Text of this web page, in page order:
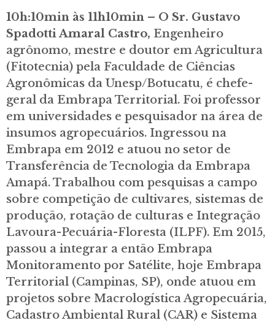
10h:10min às 11h10min – O Sr. Gustavo
Spadotti Amaral Castro, Engenheiro
agrônomo, mestre e doutor em Agricultura
(Fitotecnia) pela Faculdade de Ciências
Agronômicas da Unesp/Botucatu, é chefe-
geral da Embrapa Territorial. Foi professor
em universidades e pesquisador na área de
insumos agropecuários. Ingressou na
Embrapa em 2012 e atuou no setor de
Transferência de Tecnologia da Embrapa
Amapá. Trabalhou com pesquisas a campo
sobre competição de cultivares, sistemas de
produção, rotação de culturas e Integração
Lavoura-Pecuária-Floresta (ILPF). Em 2015,
passou a integrar a então Embrapa
Monitoramento por Satélite, hoje Embrapa
Territorial (Campinas, SP), onde atuou em
projetos sobre Macrologística Agropecuária,
Cadastro Ambiental Rural (CAR) e Sistema